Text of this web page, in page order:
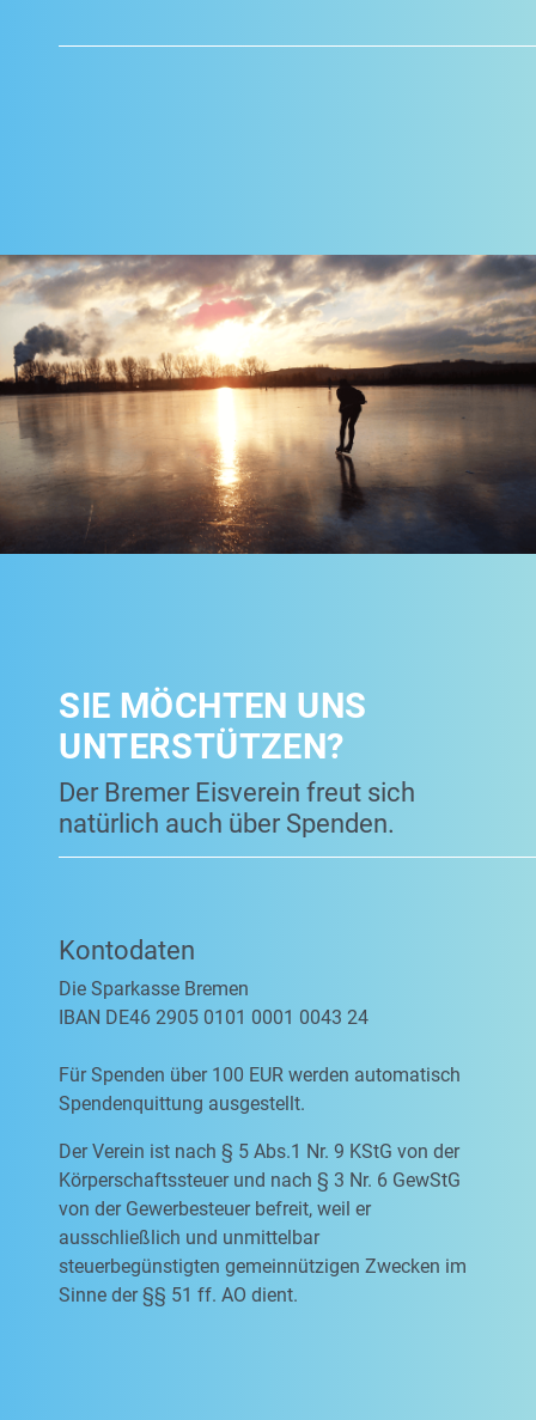
SIE MÖCHTEN UNS
UNTERSTÜTZEN?
Der Bremer Eisverein freut sich
natürlich auch über Spenden.
Kontodaten
Die Sparkasse Bremen
IBAN DE46 2905 0101 0001 0043 24
Für Spenden über 100 EUR werden automatisch
Spendenquittung ausgestellt.
Der Verein ist nach § 5 Abs.1 Nr. 9 KStG von der
Körperschaftssteuer und nach § 3 Nr. 6 GewStG
von der Gewerbesteuer befreit, weil er
ausschließlich und unmittelbar
steuerbegünstigten gemeinnützigen Zwecken im
Sinne der §§ 51 ff. AO dient.